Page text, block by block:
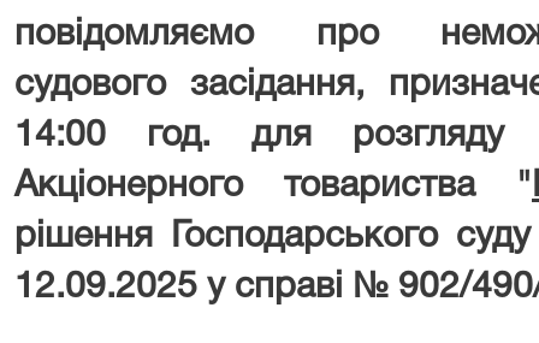
повідомляємо про
судового засідання,
14:00 год. для
Акціонерного товариства "
рішення Господарського суду
12.09.2025 у справі № 902/